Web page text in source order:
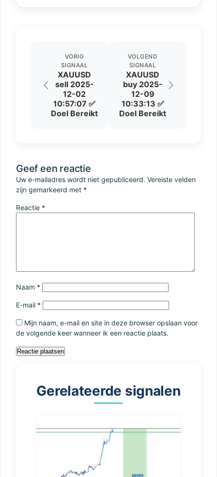
VORIG
SIGNAAL
XAUUSD
sell 2025-
12-02
10:57:07 ✅
Doel Bereikt
VOLGEND
SIGNAAL
XAUUSD
buy 2025-
12-09
10:33:13 ✅
Doel Bereikt
Geef een reactie
Uw e-mailadres wordt niet gepubliceerd. Vereiste velden
zijn gemarkeerd met *
Reactie *
Naam *
E-mail *
Mijn naam, e-mail en site in deze browser opslaan voor
de volgende keer wanneer ik een reactie plaats.
Gerelateerde signalen